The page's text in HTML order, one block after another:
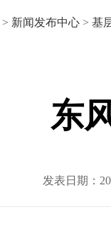
> 新闻发布中心 > 基
东
发表日期：